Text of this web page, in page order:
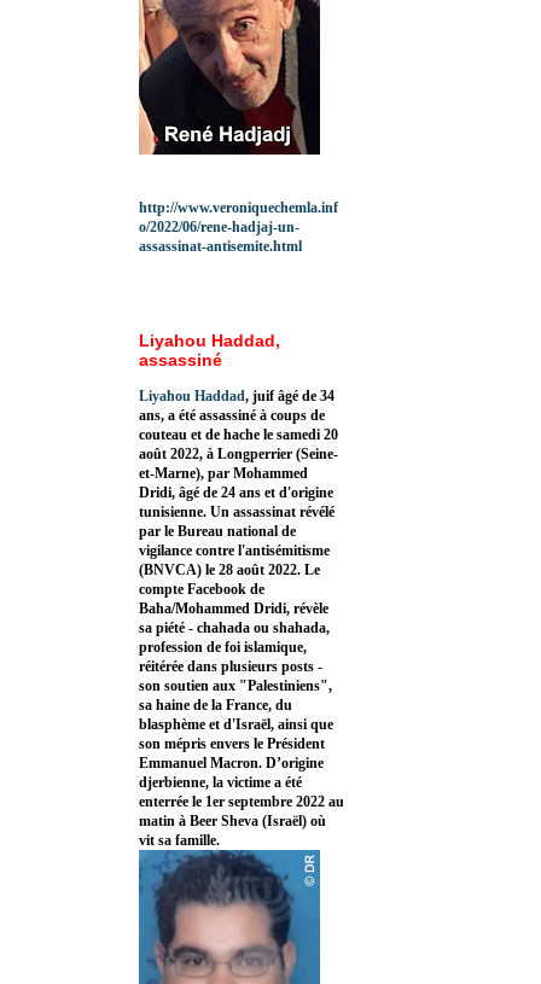
http://www.veroniquechemla.inf
o/2022/06/rene-hadjaj-un-
assassinat-antisemite.html
Liyahou Haddad,
assassiné
Liyahou Haddad, juif âgé de 34
ans, a été assassiné à coups de
couteau et de hache le samedi 20
août 2022, à Longperrier (Seine-
et-Marne), par Mohammed
Dridi, âgé de 24 ans et d'origine
tunisienne. Un assassinat révélé
par le Bureau national de
vigilance contre l'antisémitisme
(BNVCA) le 28 août 2022. Le
compte Facebook de
Baha/Mohammed Dridi, révèle
sa piété - chahada ou shahada,
profession de foi islamique,
réitérée dans plusieurs posts -
son soutien aux "Palestiniens",
sa haine de la France, du
blasphème et d'Israël, ainsi que
son mépris envers le Président
Emmanuel Macron. D’origine
djerbienne, la victime a été
enterrée le 1er septembre 2022 au
matin à Beer Sheva (Israël) où
vit sa famille.